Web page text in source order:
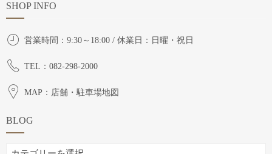
SHOP INFO
営業時間：9:30～18:00 / 休業日：日曜・祝日
TEL：082-298-2000
MAP：店舗・駐車場地図
BLOG
BLOG